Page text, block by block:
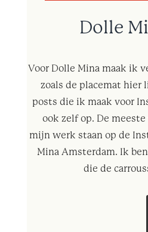
Dolle
Voor Dolle Mina maak ik
zoals de placemat hier
posts die ik maak voor
ook zelf op. De
mijn werk staan op de
Mina Amsterdam. Ik
die de